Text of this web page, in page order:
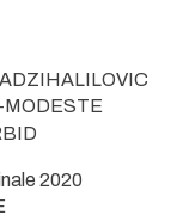
MODESTE
2020